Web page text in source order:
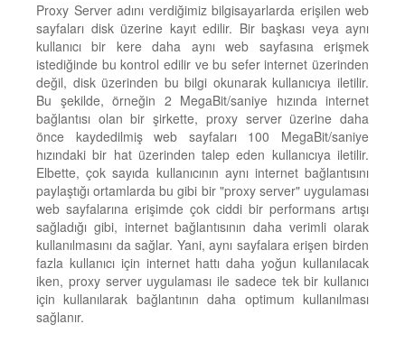
Proxy Server adını verdiğimiz bilgisayarlarda erişilen web
sayfaları disk üzerine kayıt edilir. Bir başkası veya aynı
kullanıcı bir kere daha aynı web sayfasına erişmek
istediğinde bu kontrol edilir ve bu sefer internet üzerinden
değil, disk üzerinden bu bilgi okunarak kullanıcıya iletilir.
Bu şekilde, örneğin 2 MegaBit/saniye hızında internet
bağlantısı olan bir şirkette, proxy server üzerine daha
önce kaydedilmiş web sayfaları 100 MegaBit/saniye
hızındaki bir hat üzerinden talep eden kullanıcıya iletilir.
Elbette, çok sayıda kullanıcının aynı internet bağlantısını
paylaştığı ortamlarda bu gibi bir "proxy server" uygulaması
web sayfalarına erişimde çok ciddi bir performans artışı
sağladığı gibi, internet bağlantısının daha verimli olarak
kullanılmasını da sağlar. Yani, aynı sayfalara erişen birden
fazla kullanıcı için internet hattı daha yoğun kullanılacak
iken, proxy server uygulaması ile sadece tek bir kullanıcı
için kullanılarak bağlantının daha optimum kullanılması
sağlanır.